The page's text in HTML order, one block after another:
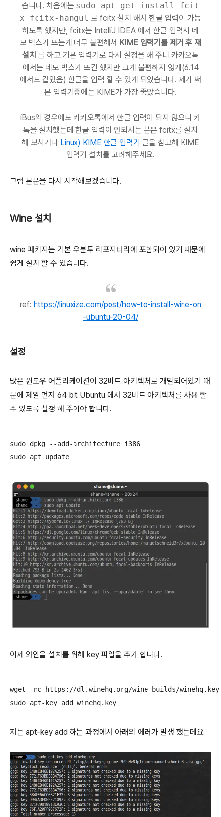
습니다. 처음에는 sudo apt-get install fcit
x fcitx-hangul 로 fcitx 설치 해서 한글 입력이 가능
하도록 했지만, fcitx는 IntelliJ IDEA 에서 한글 입력시 네
모 박스가 뜨는게 너무 불편해서 KIME 입력기를 제거 후 재
설치 를 하고 기본 입력기로 다시 설정을 해 주니 카카오톡
에서는 네모 박스가 뜨긴 했지만 크게 불편하지 않게(6.14
에서도 같았음) 한글을 입력 할 수 있게 되었습니다. 제가 써
본 입력기중에는 KIME가 가장 좋았습니다.
iBus의 경우에도 카카오톡에서 한글 입력이 되지 않으니 카
톡을 설치했는데 한글 입력이 안되시는 분은 fcitx를 설치
해 보시거나 Linux) KIME 한글 입력기 글을 참고해 KIME
입력기 설치를 고려해주세요.
그럼 본문을 다시 시작해보겠습니다.
Wine 설치
wine 패키지는 기본 우분투 리포지터리에 포함되어 있기 때문에
쉽게 설치 할 수 있습니다.
ref: https://linuxize.com/post/how-to-install-wine-on
-ubuntu-20-04/
설정
많은 윈도우 어플리케이션이 32비트 아키텍처로 개발되어있기 때
문에 제일 먼저 64 bit Ubuntu 에서 32비트 아키텍처를 사용 할
수 있도록 설정 해 주어야 합니다.
sudo dpkg --add-architecture i386
sudo apt update
이제 와인을 설치를 위해 key 파일을 추가 합니다.
wget -nc https://dl.winehq.org/wine-builds/winehq.key
sudo apt-key add winehq.key
저는 apt-key add 하는 과정에서 아래의 에러가 발생 했는데요